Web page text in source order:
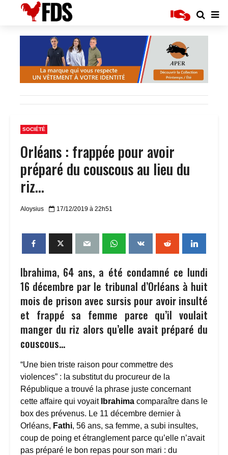
SOCIÉTÉ
Orléans : frappée pour avoir
préparé du couscous au lieu du
riz…
Aloysius 17/12/2019 à 22h51
Ibrahima, 64 ans, a été condamné ce lundi
16 décembre par le tribunal d’Orléans à huit
mois de prison avec sursis pour avoir insulté
et frappé sa femme parce qu’il voulait
manger du riz alors qu’elle avait préparé du
couscous…
“Une bien triste raison pour commettre des
violences” : la substitut du procureur de la
République a trouvé la phrase juste concernant
cette affaire qui voyait Ibrahima comparaître dans le
box des prévenus. Le 11 décembre dernier à
Orléans, Fathi, 56 ans, sa femme, a subi insultes,
coup de poing et étranglement parce qu’elle n’avait
pas préparé le bon repas pour son mari : du